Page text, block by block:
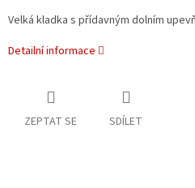
Velká kladka s přídavným dolním
Detailní informace
ZEPTAT SE SDÍLET